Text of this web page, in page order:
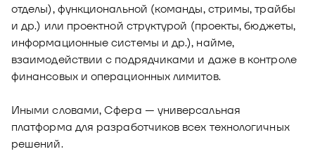
отделы), функциональной (команды, стримы, трайбы
и др.) или проектной структурой (проекты, бюджеты,
информационные системы и др.), найме,
взаимодействии с подрядчиками и даже в контроле
финансовых и операционных лимитов.
Иными словами, Сфера — универсальная
платформа для разработчиков всех технологичных
решений.